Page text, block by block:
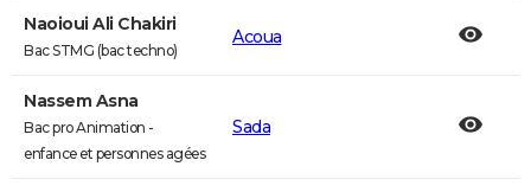
Naoioui Ali Chakiri
Bac STMG (bac techno)
Acoua
Nassem Asna
Bac pro Animation -
enfance et personnes agées
Sada